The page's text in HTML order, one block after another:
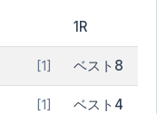
1R
[1] ベスト8
[1] ベスト4